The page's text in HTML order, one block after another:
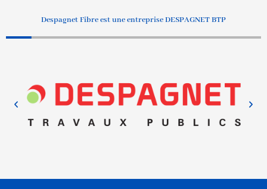
Despagnet Fibre est une entreprise DESPAGNET BTP